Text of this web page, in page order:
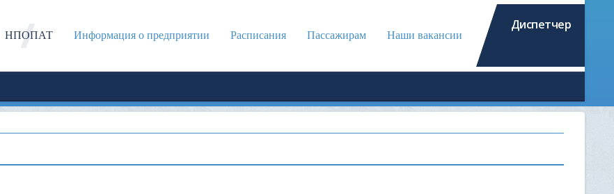
НПОПАТ Информация о предприятии Расписания Пассажирам Наши вакансии
Диспетчер